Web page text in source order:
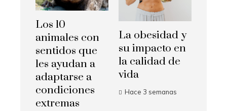
Los 10
animales con
sentidos que
les ayudan a
adaptarse a
condiciones
extremas
La obesidad y
su impacto en
la calidad de
vida
Hace 3 semanas